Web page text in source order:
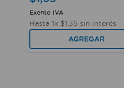
Exento IVA
Hasta 1x $1,35 sin interés
AGREGAR